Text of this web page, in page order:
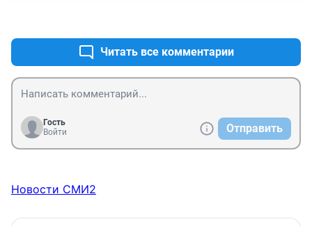
Читать все комментарии
Гость
Войти
Отправить
Новости СМИ2